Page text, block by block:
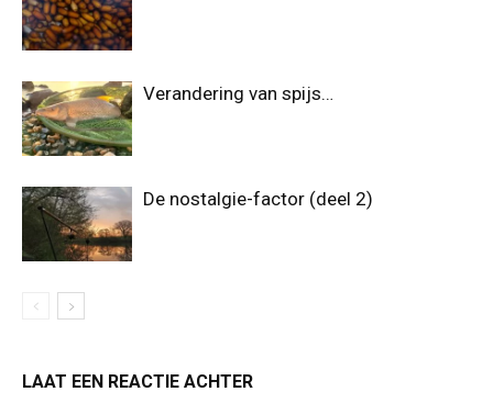
Verandering van spijs…
De nostalgie-factor (deel 2)
LAAT EEN REACTIE ACHTER